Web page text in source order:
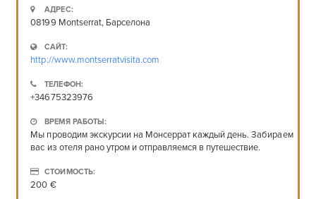
АДРЕС:
08199 Montserrat, Барселона
САЙТ:
http://www.montserratvisita.com
ТЕЛЕФОН:
+34675323976
ВРЕМЯ РАБОТЫ:
Мы проводим экскурсии на Монсеррат каждый день. Забираем
вас из отеля рано утром и отправляемся в путешествие.
СТОИМОСТЬ:
200 €